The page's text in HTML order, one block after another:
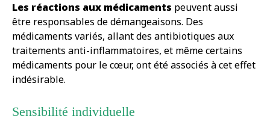
Les réactions aux médicaments peuvent aussi
être responsables de démangeaisons. Des
médicaments variés, allant des antibiotiques aux
traitements anti-inflammatoires, et même certains
médicaments pour le cœur, ont été associés à cet effet
indésirable.
Sensibilité individuelle